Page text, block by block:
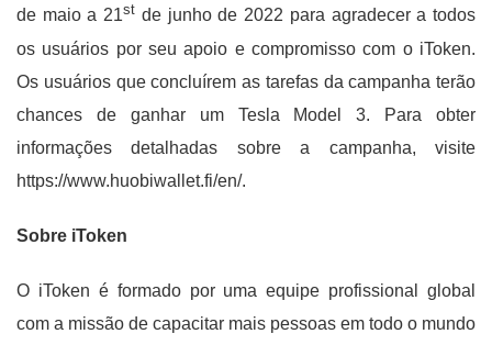
de maio a 21st de junho de 2022 para agradecer a todos
os usuários por seu apoio e compromisso com o iToken.
Os usuários que concluírem as tarefas da campanha terão
chances de ganhar um Tesla Model 3. Para obter
informações detalhadas sobre a campanha, visite
https://www.huobiwallet.fi/en/.
Sobre iToken
O iToken é formado por uma equipe profissional global
com a missão de capacitar mais pessoas em todo o mundo